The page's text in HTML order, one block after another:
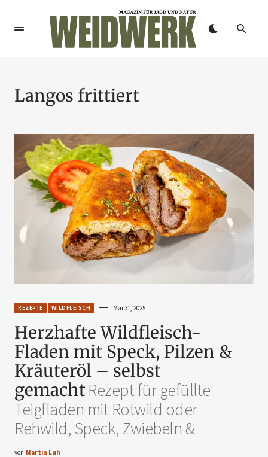
Langos frittiert
REZEPTE WILDFLEISCH Mai 31, 2025
Herzhafte Wildfleisch-
Fladen mit Speck, Pilzen &
Kräuteröl – selbst
gemachtRezept für gefüllte
Teigfladen mit Rotwild oder
Rehwild, Speck, Zwiebeln &
von Martin Luh